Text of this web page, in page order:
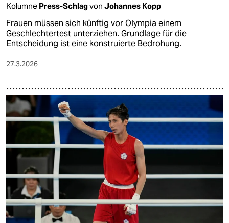
Kolumne Press-Schlagvon Johannes Kopp
Frauen müssen sich künftig vor Olympia einem
Geschlechtertest unterziehen. Grundlage für die
Entscheidung ist eine konstruierte Bedrohung.
27.3.2026